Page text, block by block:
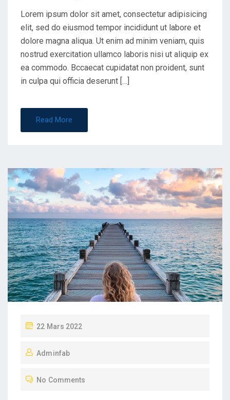
Lorem ipsum dolor sit amet, consectetur adipisicing
elit, sed do eiusmod tempor incididunt ut labore et
dolore magna aliqua. Ut enim ad minim veniam, quis
nostrud exercitation ullamco laboris nisi ut aliquip ex
ea commodo. Bccaecat cupidatat non proident, sunt
in culpa qui officia deserunt […]
Read More
P
S
E
22 Mars 2022
Adminfab
No Comments